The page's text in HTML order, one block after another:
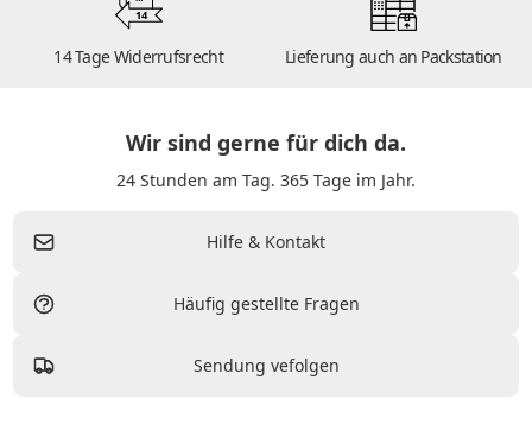
14
14 Tage Widerrufsrecht Lieferung auch an Packstation
Wir sind gerne für dich da.
24 Stunden am Tag. 365 Tage im Jahr.
Hilfe & Kontakt
Häufig gestellte Fragen
Sendung vefolgen